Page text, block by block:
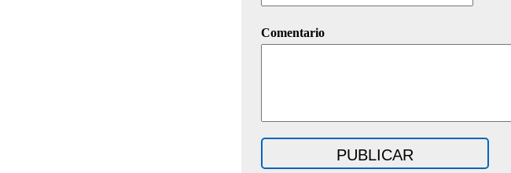
Comentario